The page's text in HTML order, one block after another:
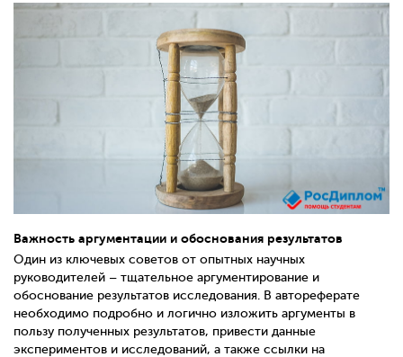
Важность аргументации и обоснования результатов
Один из ключевых советов от опытных научных
руководителей – тщательное аргументирование и
обоснование результатов исследования. В автореферате
необходимо подробно и логично изложить аргументы в
пользу полученных результатов, привести данные
экспериментов и исследований, а также ссылки на